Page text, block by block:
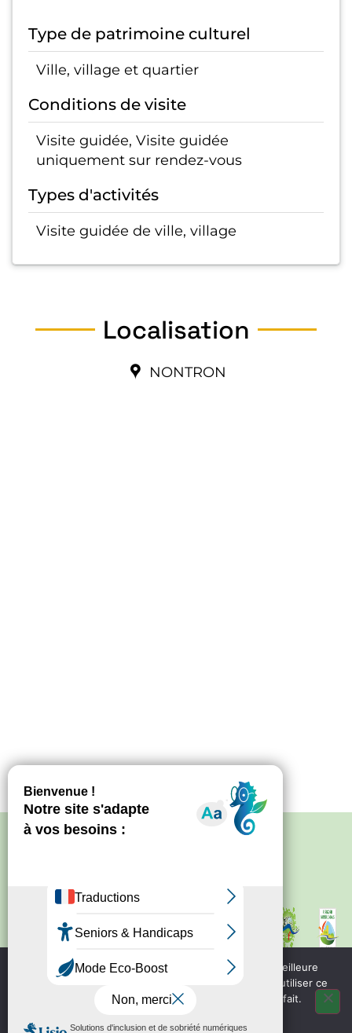
Type de patrimoine culturel
Ville, village et quartier
Conditions de visite
Visite guidée, Visite guidée
uniquement sur rendez-vous
Types d'activités
Visite guidée de ville, village
Localisation
NONTRON
Site créé par
Politique de confidentialité
Mentions
touristique de Nontron
Bureau d'information
Bureau d'information
Nous utilisons des cookies pour vous garantir la meilleure
expérience sur notre site web. Si vous continuez à utiliser ce
site, nous supposerons que vous en êtes satisfait.
OK